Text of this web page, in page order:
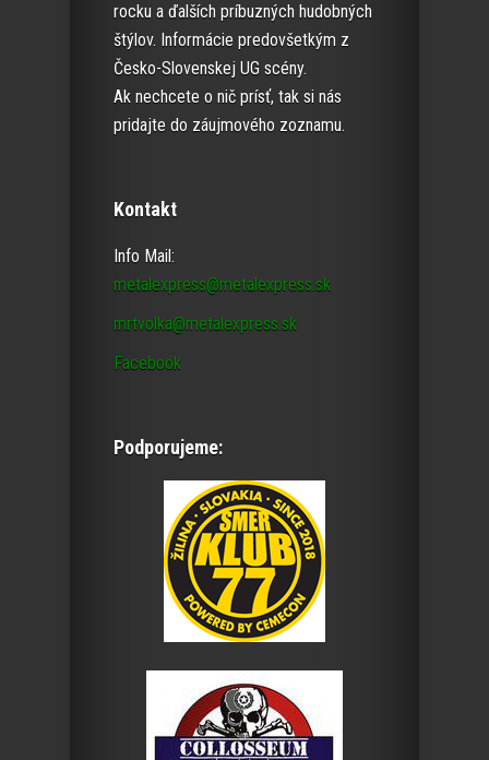
rocku a ďalších príbuzných hudobných
štýlov. Informácie predovšetkým z
Česko-Slovenskej UG scény.
Ak nechcete o nič prísť, tak si nás
pridajte do záujmového zoznamu.
Kontakt
Info Mail:
metalexpress@metalexpress.sk
mrtvolka@metalexpress.sk
Facebook
Podporujeme: